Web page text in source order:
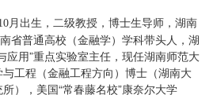
月出生，二级教授，博士生导师，湖南
省普通高校（金融学）学科带头人，湖
应用”重点实验室主任，现任湖南师范大
工程（金融工程方向）博士（湖南大
），美国“常春藤名校”康奈尔大学